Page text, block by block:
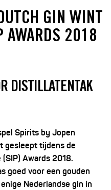
GIN WINT
AWARDS 2018
DISTILLATENTAK
Spirits by Jopen
gesleept tijdens de
Awards 2018.
goed voor een gouden
Nederlandse gin in